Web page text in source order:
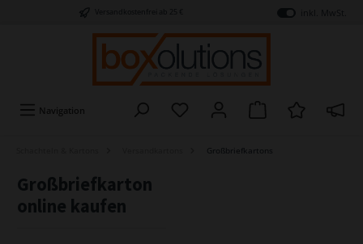
Navigation
Großbriefkartons
Großbriefkarton
online kaufen